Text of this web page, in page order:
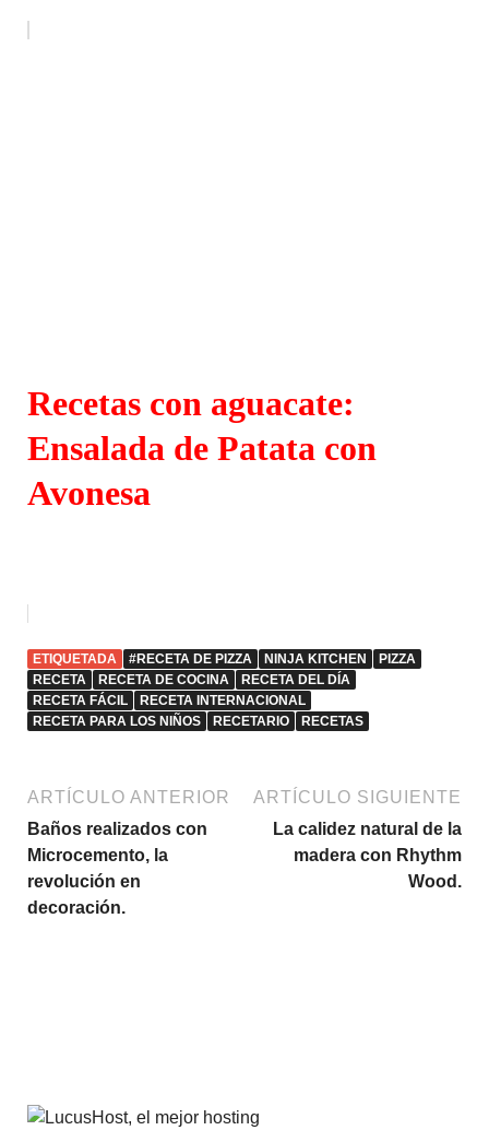
Recetas con aguacate:
Ensalada de Patata con
Avonesa
ETIQUETADA #RECETA DE PIZZA NINJA KITCHEN
PIZZA
RECETA
RECETA DE COCINA
RECETA DEL DÍA
RECETA FÁCIL
RECETA INTERNACIONAL
RECETA PARA LOS NIÑOS
RECETARIO RECETAS
ARTÍCULO ANTERIOR
Baños realizados con
Microcemento, la
revolución en
decoración.
ARTÍCULO SIGUIENTE
La calidez natural de la
madera con Rhythm
Wood.